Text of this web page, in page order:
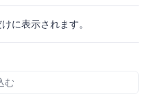
に表示されます。
む